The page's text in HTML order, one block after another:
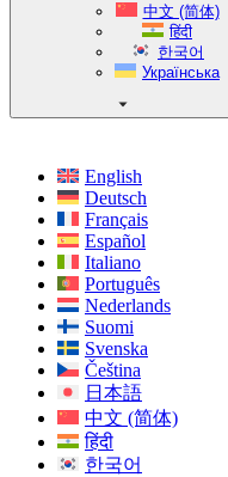
中文 (简体)
हिंदी
한국어
Українська
English
Deutsch
Français
Español
Italiano
Português
Nederlands
Suomi
Svenska
Čeština
日本語
中文 (简体)
हिंदी
한국어